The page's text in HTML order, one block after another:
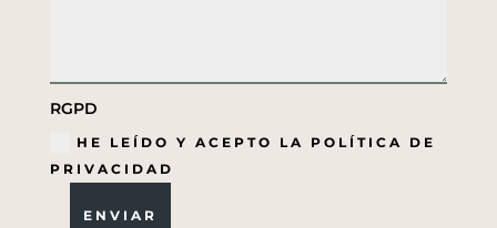
RGPD
HE LEÍDO Y ACEPTO LA POLÍTICA DE
PRIVACIDAD
ENVIAR